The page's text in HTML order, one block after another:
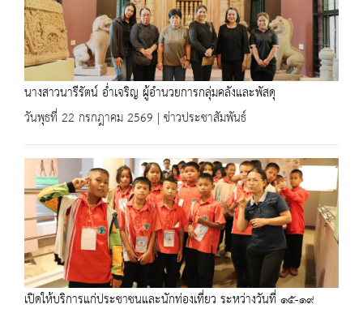
นางสาวนารีรัตน์ อ่ำเจริญ ผู้อำนวยการกลุ่มคลังและพัสดุ
วันพุธที่ 22 กรกฎาคม 2569 | ข่าวประชาสัมพันธ์
เปิดให้บริการแก่ประชาชนและนักท่องเที่ยว ระหว่างวันที่ ๑๕-๑๙